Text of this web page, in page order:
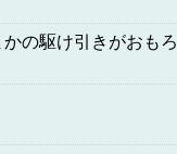
の駆け引きがおも